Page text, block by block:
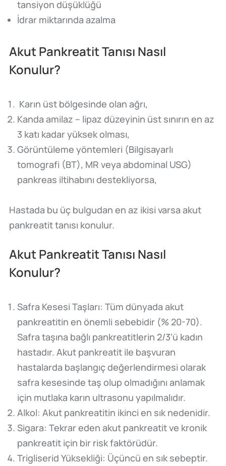
tansiyon düşüklüğü
İdrar miktarında azalma
Akut Pankreatit Tanısı Nasıl
Konulur?
Karın üst bölgesinde olan ağrı,
Kanda amilaz – lipaz düzeyinin üst sınırın en az
3 katı kadar yüksek olması,
Görüntüleme yöntemleri (Bilgisayarlı
tomografi (BT), MR veya abdominal USG)
pankreas iltihabını destekliyorsa,
Hastada bu üç bulgudan en az ikisi varsa akut
pankreatit tanısı konulur.
Akut Pankreatit Tanısı Nasıl
Konulur?
Safra Kesesi Taşları: Tüm dünyada akut
pankreatitin en önemli sebebidir (% 20-70).
Safra taşına bağlı pankreatitlerin 2/3‘ü kadın
hastadır. Akut pankreatit ile başvuran
hastalarda başlangıç değerlendirmesi olarak
safra kesesinde taş olup olmadığını anlamak
için mutlaka karın ultrasonu yapılmalıdır.
Alkol: Akut pankreatitin ikinci en sık nedenidir.
Sigara: Tekrar eden akut pankreatit ve kronik
pankreatit için bir risk faktörüdür.
Trigliserid Yüksekliği: Üçüncü en sık sebeptir.